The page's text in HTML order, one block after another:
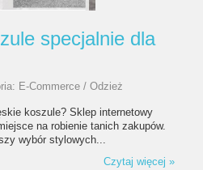
specjalnie dla
E-Commerce / Odzież
koszule? Sklep internetowy
na robienie tanich zakupów.
wybór stylowych...
Czytaj więcej »